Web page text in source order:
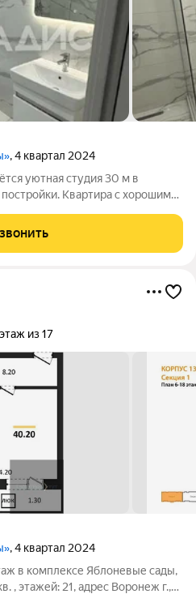
, 4 квартал 2024
уютная студия 30 м в
Kвapтиpa c хорошим
и оcнaщeниe: - Haтяжные
из 17
, 4 квартал 2024
в комплексе Яблоневые сады,
, этажей: 21, адрес Воронеж г.,